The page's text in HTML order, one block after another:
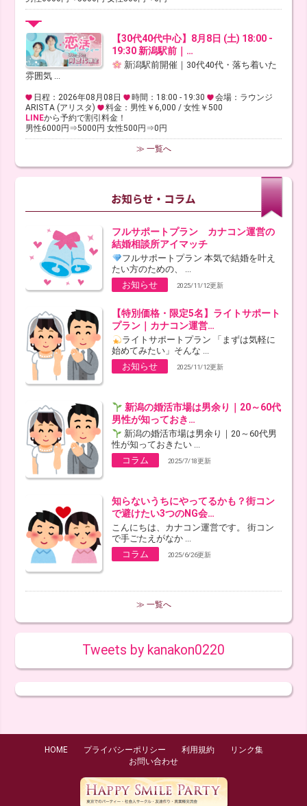
【30代40代中心】8月8日 (土) 18:00 -
19:30 新潟駅前｜…
新潟駅前開催｜30代40代・落ち着いた
雰囲気 ...
日程：2026年08月08日 時間：18:00 - 19:30
会場：ラウンジ
ARISTA (アリスタ)
料金：男性￥6,000 / 女性￥500
LINEから予約で割引料金！
男性6000円⇒5000円 女性500円⇒0円
≫ 一覧へ
フルサポートプラン カナコン運営の
結婚相談所アイマッチ
フルサポートプラン 本気で結婚を叶え
たい方のための、 ...
お知らせ
2025/11/12更新
【特別価格・限定5名】ライトサポート
プラン｜カナコン運営…
ライトサポートプラン 「まずは気軽に
始めてみたい」そんな ...
お知らせ
2025/11/12更新
新潟の婚活市場は男余り｜20～60代
男性が知っておき…
新潟の婚活市場は男余り｜20～60代男
性が知っておきたい ...
コラム
2025/7/18更新
知らないうちにやってるかも？街コン
で避けたい3つのNG会…
こんにちは、カナコン運営です。 街コン
で手ごたえがなか ...
コラム
2025/6/26更新
≫ 一覧へ
Tweets by kanakon0220
HOME プライバシーポリシー 利用規約
リンク集
お問い合わせ